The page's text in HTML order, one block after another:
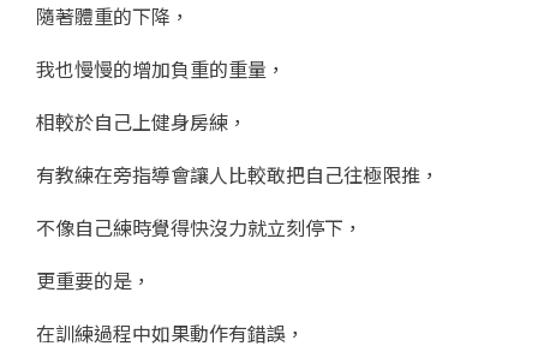
隨著體重的下降，
我也慢慢的增加負重的重量，
相較於自己上健身房練，
有教練在旁指導會讓人比較敢把自己往極限推，
不像自己練時覺得快沒力就立刻停下，
更重要的是，
在訓練過程中如果動作有錯誤，